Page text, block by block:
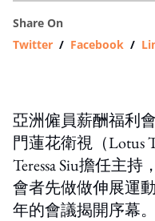
Share On
Twitter / Facebook /
亞洲僱員薪酬福利
門蓮花衛視（Lotus
Teressa Siu擔任主
會者先做做伸展運
年的會議揭開序幕。